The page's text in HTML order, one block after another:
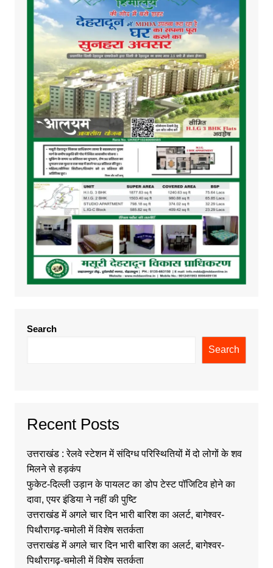
Search
Search
Recent Posts
उत्तराखंड : रेलवे स्टेशन में संदिग्ध परिस्थितियों में दो लोगों के शव
मिलने से हड़कंप
फुकेट-दिल्ली उड़ान के पायलट का डोप टेस्ट पॉजिटिव होने का
दावा, एयर इंडिया ने नहीं की पुष्टि
उत्तराखंड में अगले चार दिन भारी बारिश का अलर्ट, बागेश्वर-
पिथौरागढ़-चमोली में विशेष सतर्कता
उत्तराखंड में अगले चार दिन भारी बारिश का अलर्ट, बागेश्वर-
पिथौरागढ़-चमोली में विशेष सतर्कता